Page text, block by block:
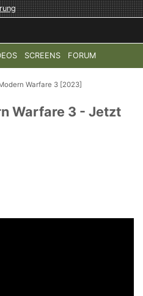
SCREENS FORUM
WARFARE 4 HALO:
Warfare 3 [2023]
Warfare 3 - Jetzt